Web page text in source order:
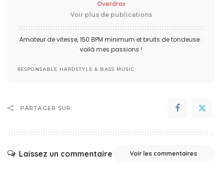
Overdrax
Voir plus de publications
Amateur de vitesse, 150 BPM minimum et bruits de tondeuse :
voilà mes passions !
RESPONSABLE HARDSTYLE & BASS MUSIC
PARTAGER SUR
Laissez un commentaire Voir les commentaires